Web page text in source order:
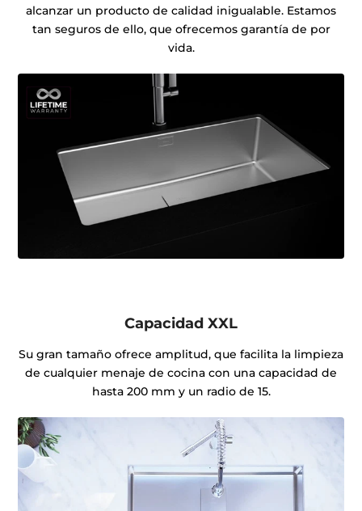
alcanzar un producto de calidad inigualable. Estamos
tan seguros de ello, que ofrecemos garantía de por
vida.
Capacidad XXL
Su gran tamaño ofrece amplitud, que facilita la limpieza
de cualquier menaje de cocina con una capacidad de
hasta 200 mm y un radio de 15.